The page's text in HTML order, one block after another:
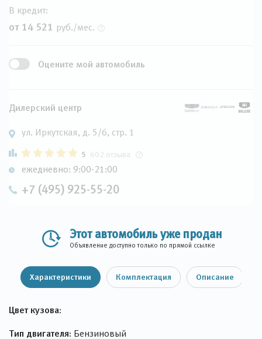
В кредит:
от 14 521 руб./мес.
Оцените мой автомобиль
Дилерский центр
ул. Иркутская, д. 5/6, стр. 1
5 602 отзыва
ежедневно: 9:00-21:00
+7 (495) 925-55-20
Этот автомобиль уже продан
Объявление доступно только по прямой ссылке
Характеристики Комплектация Описание
Цвет кузова:
Тип двигателя: Бензиновый